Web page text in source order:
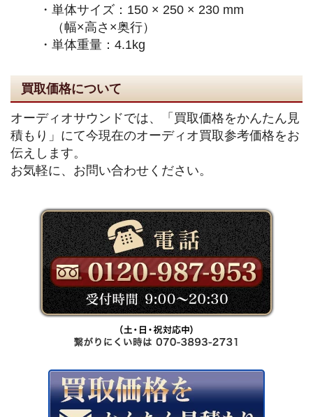
・単体サイズ：150 × 250 × 230 mm
（幅×高さ×奥行）
・単体重量：4.1kg
買取価格について
オーディオサウンドでは、「買取価格をかんたん見
積もり」にて今現在のオーディオ買取参考価格をお
伝えします。
お気軽に、お問い合わせください。